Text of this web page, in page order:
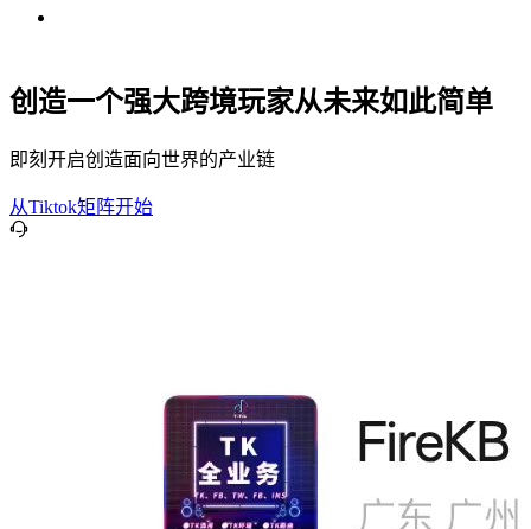
创造一个强大跨境玩家从未来如此简单
即刻开启创造面向世界的产业链
从Tiktok矩阵开始